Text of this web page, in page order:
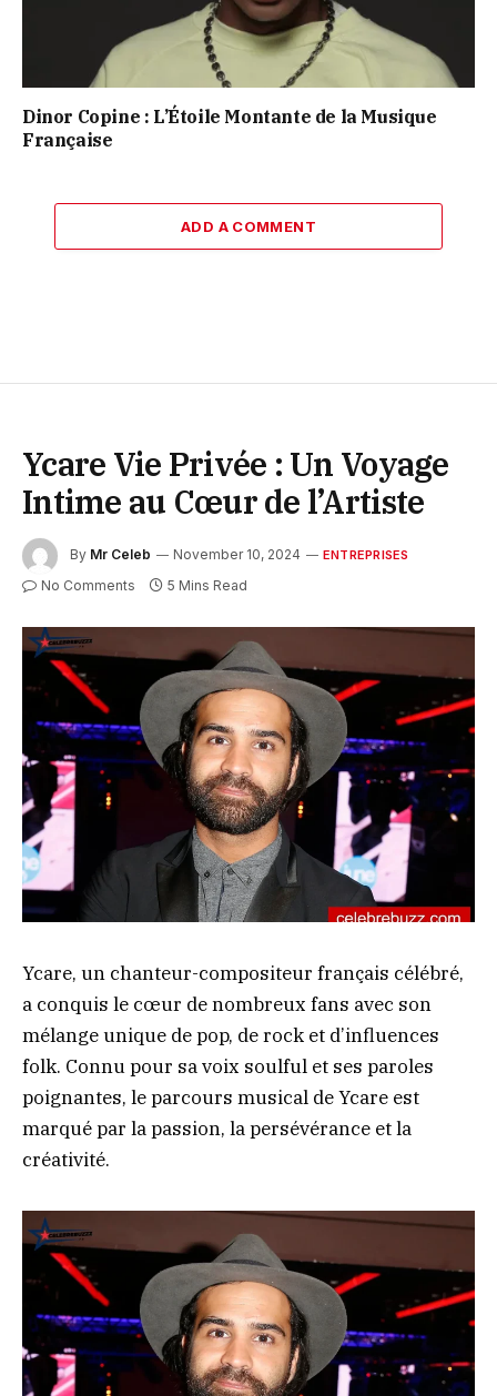
Dinor Copine : L’Étoile Montante de la Musique
Française
ADD A COMMENT
Ycare Vie Privée : Un Voyage
Intime au Cœur de l’Artiste
By Mr Celeb November 10, 2024 ENTREPRISES
No Comments 5 Mins Read
Ycare, un chanteur-compositeur français célébré,
a conquis le cœur de nombreux fans avec son
mélange unique de pop, de rock et d’influences
folk. Connu pour sa voix soulful et ses paroles
poignantes, le parcours musical de Ycare est
marqué par la passion, la persévérance et la
créativité.